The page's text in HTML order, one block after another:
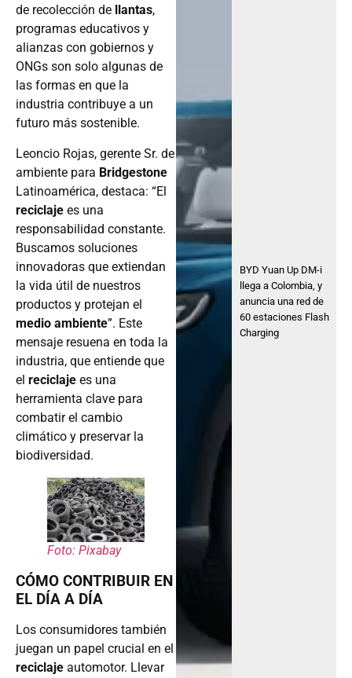
de recolección de
llantas,
programas educativos y
alianzas con gobiernos y
ONGs son solo algunas de
las formas en que la
industria contribuye a un
futuro más sostenible.
Leoncio Rojas, gerente Sr. de
ambiente para Bridgestone
Latinoamérica, destaca: “El
reciclaje es una
responsabilidad constante.
Buscamos soluciones
innovadoras que extiendan
la vida útil de nuestros
productos y protejan el
medio ambiente”. Este
mensaje resuena en toda la
industria, que entiende que
el reciclaje es una
herramienta clave para
combatir el cambio
climático y preservar la
biodiversidad.
Foto: Pixabay
CÓMO CONTRIBUIR EN
EL DÍA A DÍA
Los consumidores también
juegan un papel crucial en el
reciclaje automotor. Llevar
BYD Yuan Up DM-i
llega a Colombia, y
anuncia una red de
60 estaciones Flash
Charging